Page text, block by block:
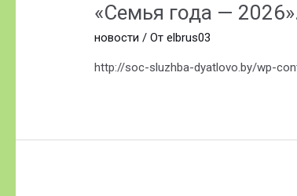
«Семья года —
новости / Отelbrus03
http://soc-sluzhba-dyatlovo.by/wp-